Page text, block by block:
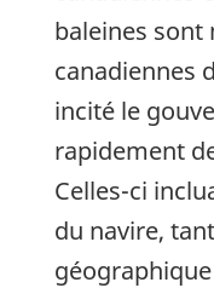
baleines sont
canadiennes
incité le
rapidement
Celles-ci
du navire,